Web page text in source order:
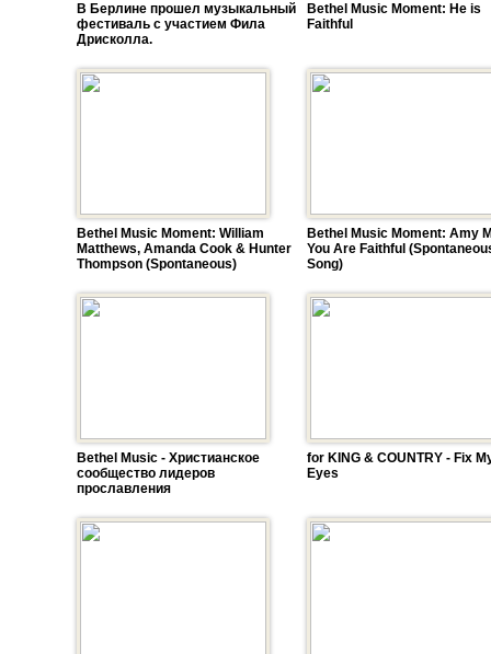
В Берлине прошел музыкальный
фестиваль с участием Фила
Дрисколла.
Bethel Music Moment: He is
Faithful
Bethel Music Moment: William
Matthews, Amanda Cook & Hunter
Thompson (Spontaneous)
Bethel Music Moment: Amy
You Are Faithful
Song)
Bethel Music - Христианское
сообщество лидеров
прославления
for KING & COUNTRY - Fix
Eyes